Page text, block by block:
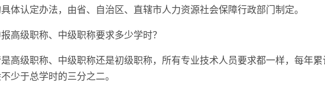
体认定办法，由省、自治区、直辖市人力资源社会保障行政部门制定。
高级职称、中级职称要求多少学时？
高级职称、中级职称还是初级职称，所有专业技术人员要求都一样，每年
少于总学时的三分之二。